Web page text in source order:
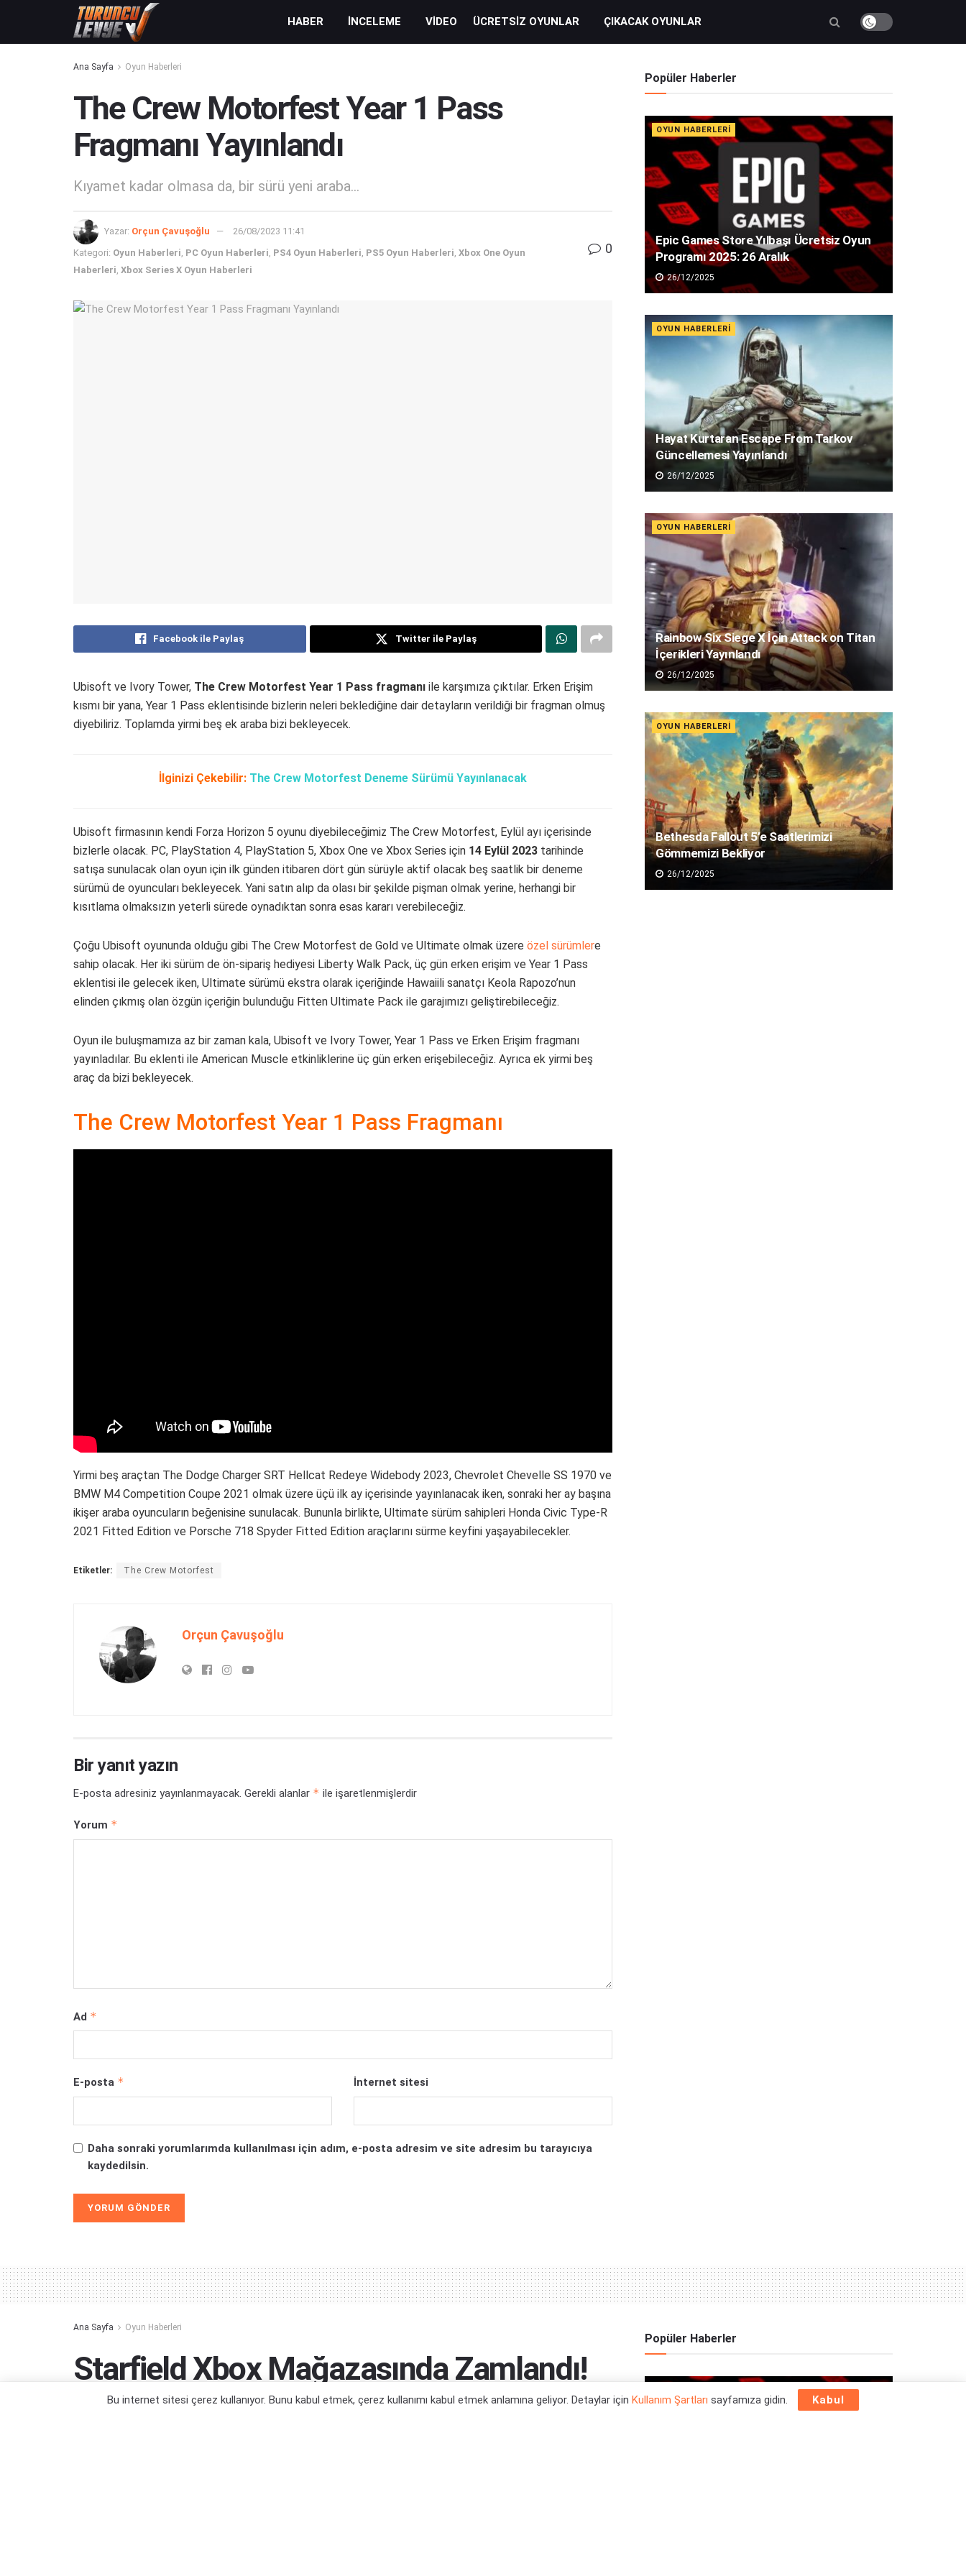
HABER İNCELEME VIDEO ÜCRETSIZ OYUNLAR ÇIKACAK OYUNLAR
Ana Sayfa Oyun Haberleri
The Crew Motorfest Year 1 Pass
Fragmanı Yayınlandı
Kıyamet kadar olmasa da, bir sürü yeni araba...
Yazar: Orçun Çavuşoğlu 26/08/2023 11:41
Kategori: Oyun Haberleri, PC Oyun Haberleri, PS4 Oyun Haberleri, PS5 Oyun Haberleri, Xbox One Oyun
Haberleri, Xbox Series X Oyun Haberleri
0
Facebook ile Paylaş Twitter ile Paylaş
Ubisoft ve Ivory Tower, The Crew Motorfest Year 1 Pass fragmanı ile karşımıza çıktılar. Erken Erişim
kısmı bir yana, Year 1 Pass eklentisinde bizlerin neleri beklediğine dair detayların verildiği bir fragman olmuş
diyebiliriz. Toplamda yirmi beş ek araba bizi bekleyecek.
İlginizi Çekebilir: The Crew Motorfest Deneme Sürümü Yayınlanacak
Ubisoft firmasının kendi Forza Horizon 5 oyunu diyebileceğimiz The Crew Motorfest, Eylül ayı içerisinde
bizlerle olacak. PC, PlayStation 4, PlayStation 5, Xbox One ve Xbox Series için 14 Eylül 2023 tarihinde
satışa sunulacak olan oyun için ilk günden itibaren dört gün sürüyle aktif olacak beş saatlik bir deneme
sürümü de oyuncuları bekleyecek. Yani satın alıp da olası bir şekilde pişman olmak yerine, herhangi bir
kısıtlama olmaksızın yeterli sürede oynadıktan sonra esas kararı verebileceğiz.
Çoğu Ubisoft oyununda olduğu gibi The Crew Motorfest de Gold ve Ultimate olmak üzere özel sürümlere
sahip olacak. Her iki sürüm de ön-sipariş hediyesi Liberty Walk Pack, üç gün erken erişim ve Year 1 Pass
eklentisi ile gelecek iken, Ultimate sürümü ekstra olarak içeriğinde Hawaiili sanatçı Keola Rapozo’nun
elinden çıkmış olan özgün içeriğin bulunduğu Fitten Ultimate Pack ile garajımızı geliştirebileceğiz.
Oyun ile buluşmamıza az bir zaman kala, Ubisoft ve Ivory Tower, Year 1 Pass ve Erken Erişim fragmanı
yayınladılar. Bu eklenti ile American Muscle etkinliklerine üç gün erken erişebileceğiz. Ayrıca ek yirmi beş
araç da bizi bekleyecek.
The Crew Motorfest Year 1 Pass Fragmanı
Yirmi beş araçtan The Dodge Charger SRT Hellcat Redeye Widebody 2023, Chevrolet Chevelle SS 1970 ve
BMW M4 Competition Coupe 2021 olmak üzere üçü ilk ay içerisinde yayınlanacak iken, sonraki her ay başına
ikişer araba oyuncuların beğenisine sunulacak. Bununla birlikte, Ultimate sürüm sahipleri Honda Civic Type-R
2021 Fitted Edition ve Porsche 718 Spyder Fitted Edition araçlarını sürme keyfini yaşayabilecekler.
Etiketler: The Crew Motorfest
Orçun Çavuşoğlu
Bir yanıt yazın
E-posta adresiniz yayınlanmayacak. Gerekli alanlar * ile işaretlenmişlerdir
Yorum *
Ad *
E-posta * İnternet sitesi
Daha sonraki yorumlarımda kullanılması için adım, e-posta adresim ve site adresim bu tarayıcıya
kaydedilsin.
Popüler Haberler
OYUN HABERLERI
Epic Games Store Yılbaşı Ücretsiz Oyun
Programı 2025: 26 Aralık
26/12/2025
OYUN HABERLERI
Hayat Kurtaran Escape From Tarkov
Güncellemesi Yayınlandı
26/12/2025
OYUN HABERLERI
Rainbow Six Siege X İçin Attack on Titan
İçerikleri Yayınlandı
26/12/2025
OYUN HABERLERI
Bethesda Fallout 5’e Saatlerimizi
Gömmemizi Bekliyor
26/12/2025
Ana Sayfa Oyun Haberleri
Starfield Xbox Mağazasında Zamlandı!
Steam versiyonunun eli kulağında...
Popüler Haberler
Bu internet sitesi çerez kullanıyor. Bunu kabul etmek, çerez kullanımı kabul etmek anlamına geliyor. Detaylar için Kullanım Şartları sayfamıza gidin. Kabul